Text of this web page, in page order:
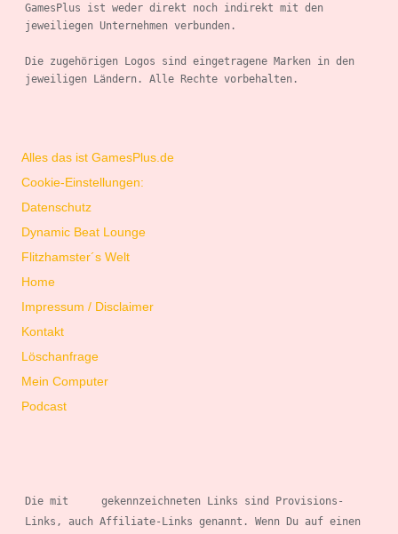
GamesPlus ist weder direkt noch indirekt mit den
jeweiliegen Unternehmen verbunden.
Die zugehörigen Logos sind eingetragene Marken in den
jeweiligen Ländern. Alle Rechte vorbehalten.
Alles das ist GamesPlus.de
Cookie-Einstellungen:
Datenschutz
Dynamic Beat Lounge
Flitzhamster´s Welt
Home
Impressum / Disclaimer
Kontakt
Löschanfrage
Mein Computer
Podcast
Die mit
gekennzeichneten Links sind Provisions-
Links, auch Affiliate-Links genannt. Wenn Du auf einen